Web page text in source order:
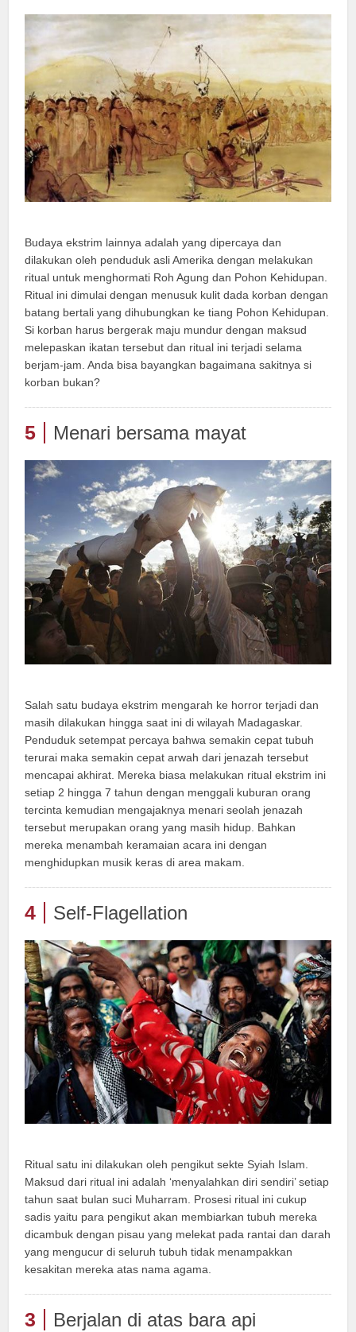
Budaya ekstrim lainnya adalah yang dipercaya dan
dilakukan oleh penduduk asli Amerika dengan melakukan
ritual untuk menghormati Roh Agung dan Pohon Kehidupan.
Ritual ini dimulai dengan menusuk kulit dada korban dengan
batang bertali yang dihubungkan ke tiang Pohon Kehidupan.
Si korban harus bergerak maju mundur dengan maksud
melepaskan ikatan tersebut dan ritual ini terjadi selama
berjam-jam. Anda bisa bayangkan bagaimana sakitnya si
korban bukan?
5 Menari bersama mayat
Salah satu budaya ekstrim mengarah ke horror terjadi dan
masih dilakukan hingga saat ini di wilayah Madagaskar.
Penduduk setempat percaya bahwa semakin cepat tubuh
terurai maka semakin cepat arwah dari jenazah tersebut
mencapai akhirat. Mereka biasa melakukan ritual ekstrim ini
setiap 2 hingga 7 tahun dengan menggali kuburan orang
tercinta kemudian mengajaknya menari seolah jenazah
tersebut merupakan orang yang masih hidup. Bahkan
mereka menambah keramaian acara ini dengan
menghidupkan musik keras di area makam.
4 Self-Flagellation
Ritual satu ini dilakukan oleh pengikut sekte Syiah Islam.
Maksud dari ritual ini adalah ‘menyalahkan diri sendiri’ setiap
tahun saat bulan suci Muharram. Prosesi ritual ini cukup
sadis yaitu para pengikut akan membiarkan tubuh mereka
dicambuk dengan pisau yang melekat pada rantai dan darah
yang mengucur di seluruh tubuh tidak menampakkan
kesakitan mereka atas nama agama.
3 Berjalan di atas bara api